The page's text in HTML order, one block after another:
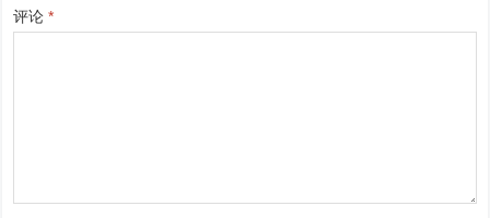
评论*